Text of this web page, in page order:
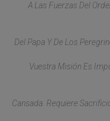
A Las Fuerzas Del
Del Papa Y De Los
Vuestra Misión Es
Cansada. Requiere